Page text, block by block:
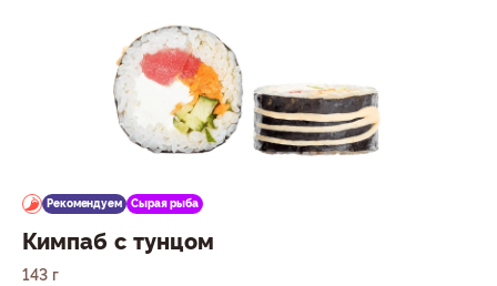
Рекомендуем Сырая рыба
Кимпаб с тунцом
143 г